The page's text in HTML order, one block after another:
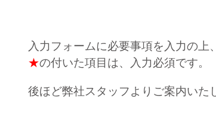
入力フォームに必要事項を入力の上
★の付いた項目は、入力必須です。
後ほど弊社スタッフよりご案内いた